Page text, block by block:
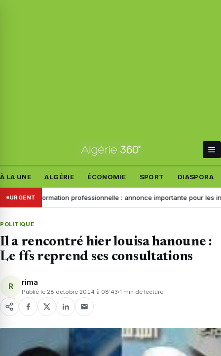
À LA UNE ALGÉRIE ÉCONOMIE SPORT DIASPORA
URGENTFormation professionnelle : annonce importante pour les
POLITIQUE
Il a rencontré hier louisa hanoune :
Le ffs reprend ses consultations
R rima
Publié le 28 octobre 2014 à 08:43 1 min de lecture